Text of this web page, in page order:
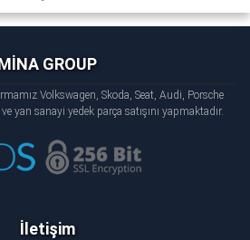
GROUP
Volkswagen, Skoda, Seat, Audi, Porsche
yan sanayi yedek parça satışını yapmaktadır.
İletişim